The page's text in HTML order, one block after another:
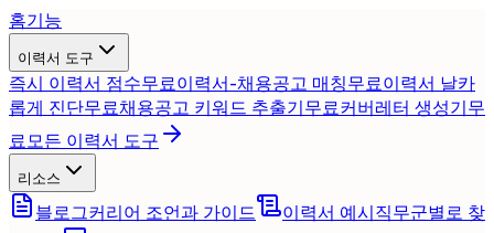
홈기능
이력서 도구
즉시 이력서 점수무료이력서-채용공고 매칭무료이력서 날카
롭게 진단무료채용공고 키워드 추출기무료커버레터 생성기무
료모든 이력서 도구
리소스
블로그커리어 조언과 가이드 이력서 예시직무군별로 찾